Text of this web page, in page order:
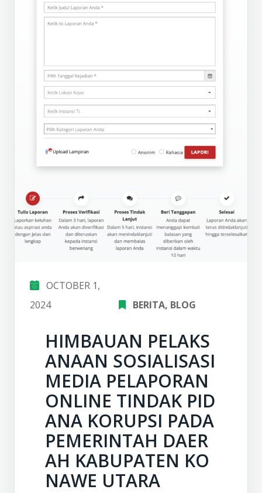
OCTOBER 1,
2024
BERITA‚ BLOG
HIMBAUAN PELAKS
ANAAN SOSIALISASI
MEDIA PELAPORAN
ONLINE TINDAK PID
ANA KORUPSI PADA
PEMERINTAH DAER
AH KABUPATEN KO
NAWE UTARA